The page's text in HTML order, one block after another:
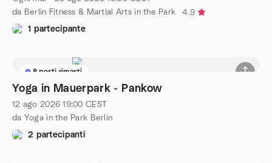
da Berlin Fitness & Martial Arts in the Park
4.9
1 partecipante
8 posti rimasti
Yoga in Mauerpark - Pankow
12 ago 2026 19:00 CEST
da Yoga in the Park Berlin
2 partecipanti